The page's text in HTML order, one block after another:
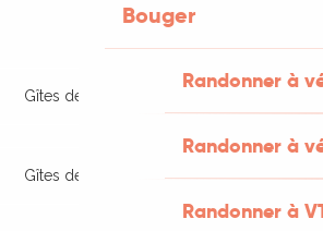
Bouger
Randonner à
Randonner à
Randonner à
Gîtes de France
Gîtes de France